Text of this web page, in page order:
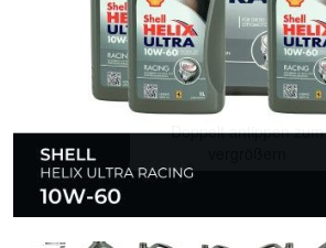
Doppelt antippen zum